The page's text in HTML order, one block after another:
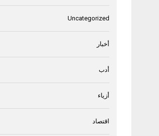
Uncategorized
أخبار
أدب
أزياء
اقتصاد